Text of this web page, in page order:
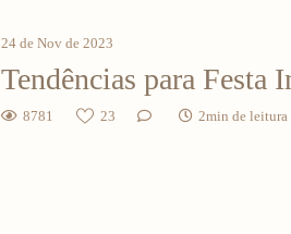
24 de Nov de 2023
Tendências para Festa
8781 23 2min de leitura